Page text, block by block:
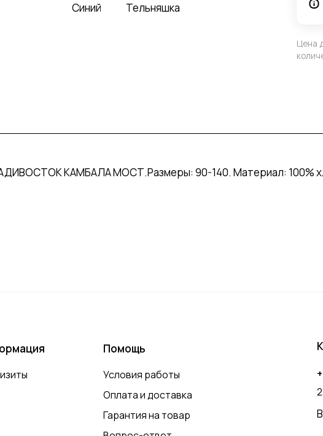
Синий Тельняшка
Цена
КАМБАЛА МОСТ.Размеры: 90-140. Материал: 100%
Помощь
Условия работы
Оплата и доставка
Гарантия на товар